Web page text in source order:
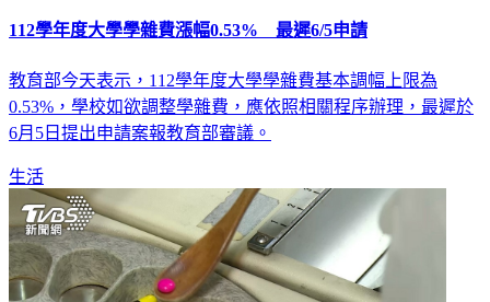
112學年度大學學雜費漲幅0.53% 最遲6/5申請
教育部今天表示，112學年度大學學雜費基本調幅上限為
0.53%，學校如欲調整學雜費，應依照相關程序辦理，最遲於
6月5日提出申請案報教育部審議。
生活